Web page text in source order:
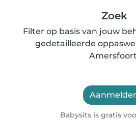
Zoek
Filter op basis van jouw
gedetailleerde
Babysits is gratis